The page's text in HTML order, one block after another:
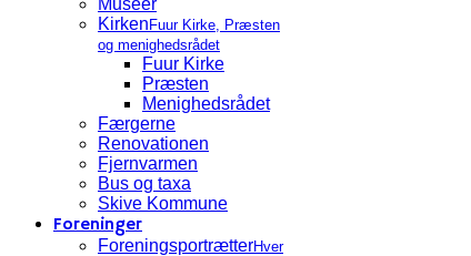
Museer
Kirken Fuur Kirke, Præsten
og menighedsrådet
Fuur Kirke
Præsten
Menighedsrådet
Færgerne
Renovationen
Fjernvarmen
Bus og taxa
Skive Kommune
Foreninger
ForeningsportrætterHver